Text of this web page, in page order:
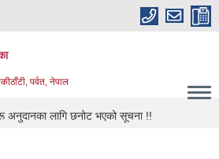
पर्वत, नेपाल
लागि छनोट भएको सूचना !!